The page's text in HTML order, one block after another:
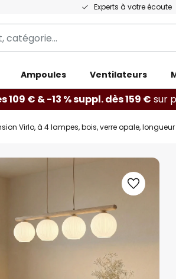
Experts à votre écoute
Ampoules Ventilateurs
109 € & -13 % suppl. dès 159 € sur
Virlo, à 4 lampes, bois, verre opale,